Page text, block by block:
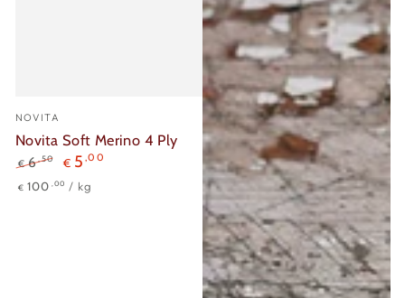
Verkäufer/in:
NOVITA
Novita Soft Merino 4 Ply
Regulärer
€ 6 ,50
Verkaufspreis
€ 5 ,00
Stückpreis
€ 100 ,00 / pro
kg